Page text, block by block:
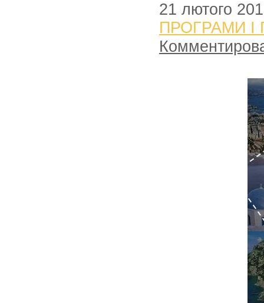
21 лютого
ПРОГРАМИ І